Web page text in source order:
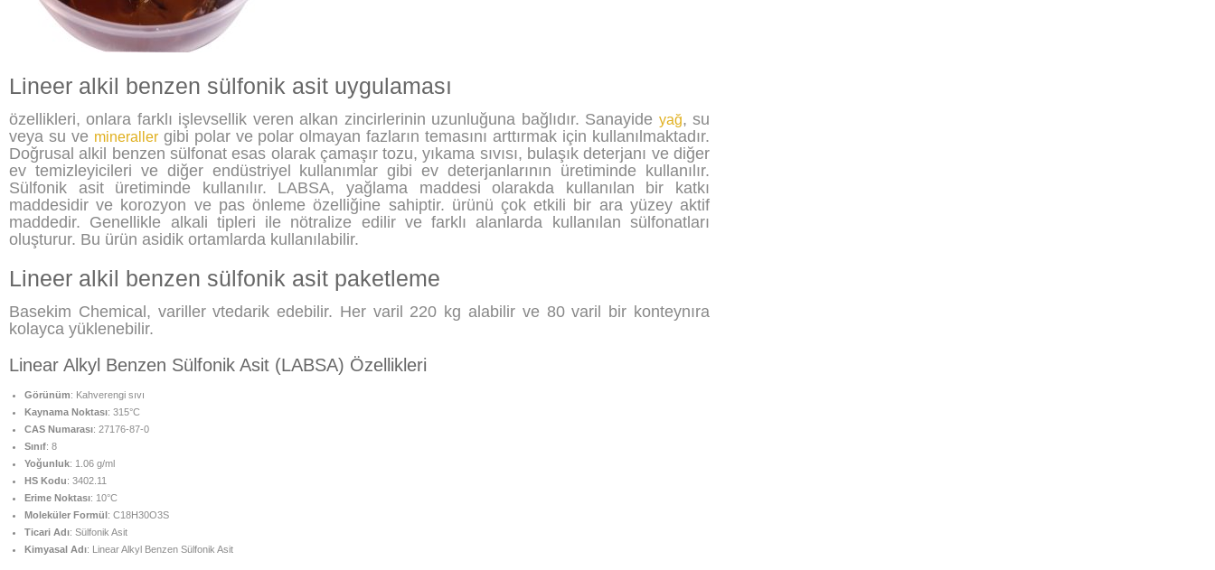
Lineer alkil benzen sülfonik asit uygulaması
özellikleri, onlara farklı işlevsellik veren alkan zincirlerinin uzunluğuna bağlıdır. Sanayide yağ, su
veya su ve minerallergibi polar ve polar olmayan fazların temasını arttırmak için kullanılmaktadır.
Doğrusal alkil benzen sülfonat esas olarak çamaşır tozu, yıkama sıvısı, bulaşık deterjanı ve diğer
ev temizleyicileri ve diğer endüstriyel kullanımlar gibi ev deterjanlarının üretiminde kullanılır.
Sülfonik asit üretiminde kullanılır. LABSA, yağlama maddesi olarakda kullanılan bir katkı
maddesidir ve korozyon ve pas önleme özelliğine sahiptir. ürünü çok etkili bir ara yüzey aktif
maddedir. Genellikle alkali tipleri ile nötralize edilir ve farklı alanlarda kullanılan sülfonatları
oluşturur. Bu ürün asidik ortamlarda kullanılabilir.
Lineer alkil benzen sülfonik asit paketleme
Basekim Chemical, variller vtedarik edebilir. Her varil 220 kg alabilir ve 80 varil bir konteynıra
kolayca yüklenebilir.
Linear Alkyl Benzen Sülfonik Asit (LABSA) Özellikleri
Görünüm: Kahverengi sıvı
Kaynama Noktası: 315°C
CAS Numarası: 27176-87-0
Sınıf: 8
Yoğunluk: 1.06 g/ml
HS Kodu: 3402.11
Erime Noktası: 10°C
Moleküler Formül: C18H30O3S
Ticari Adı: Sülfonik Asit
Kimyasal Adı: Linear Alkyl Benzen Sülfonik Asit